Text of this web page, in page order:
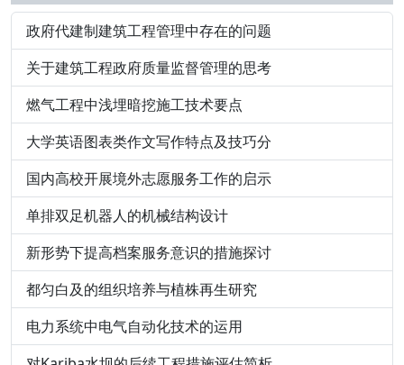
政府代建制建筑工程管理中存在的问题
关于建筑工程政府质量监督管理的思考
燃气工程中浅埋暗挖施工技术要点
大学英语图表类作文写作特点及技巧分
国内高校开展境外志愿服务工作的启示
单排双足机器人的机械结构设计
新形势下提高档案服务意识的措施探讨
都匀白及的组织培养与植株再生研究
电力系统中电气自动化技术的运用